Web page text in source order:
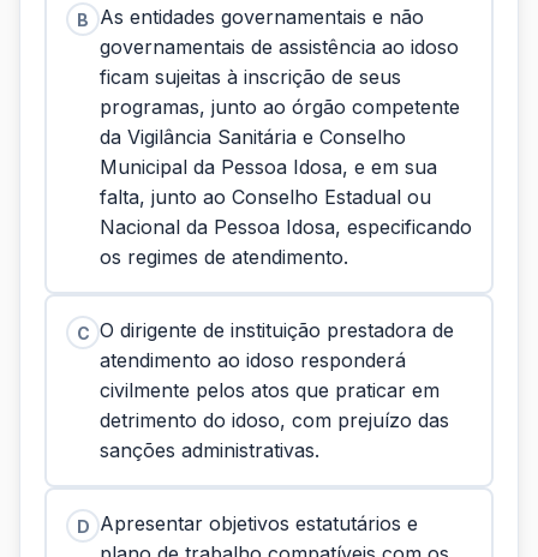
B
As entidades governamentais e não
governamentais de assistência ao idoso
ficam sujeitas à inscrição de seus
programas, junto ao órgão competente
da Vigilância Sanitária e Conselho
Municipal da Pessoa Idosa, e em sua
falta, junto ao Conselho Estadual ou
Nacional da Pessoa Idosa, especificando
os regimes de atendimento.
C O dirigente de instituição prestadora de
atendimento ao idoso responderá
civilmente pelos atos que praticar em
detrimento do idoso, com prejuízo das
sanções administrativas.
D Apresentar objetivos estatutários e